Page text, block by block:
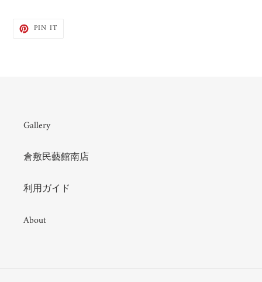
PIN ITPIN
Gallery
倉敷民藝館南店
利用ガイド
About